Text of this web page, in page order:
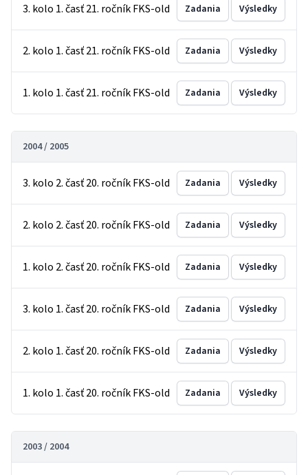
3. kolo 1. časť 21. ročník FKS-old Zadania Výsledky
2. kolo 1. časť 21. ročník FKS-old Zadania Výsledky
1. kolo 1. časť 21. ročník FKS-old Zadania Výsledky
2004 / 2005
3. kolo 2. časť 20. ročník FKS-old Zadania Výsledky
2. kolo 2. časť 20. ročník FKS-old Zadania Výsledky
1. kolo 2. časť 20. ročník FKS-old Zadania Výsledky
3. kolo 1. časť 20. ročník FKS-old Zadania Výsledky
2. kolo 1. časť 20. ročník FKS-old Zadania Výsledky
1. kolo 1. časť 20. ročník FKS-old Zadania Výsledky
2003 / 2004